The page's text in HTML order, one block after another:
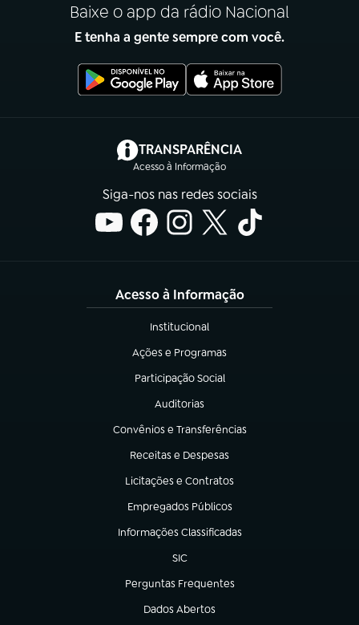
Baixe o app da rádio Nacional
E tenha a gente sempre com você.
TRANSPARÊNCIA
Acesso à Informação
(abre em nova aba)
Siga-nos nas redes sociais
Acesso à Informação
Institucional
(abre em nova aba)
Ações e Programas
(abre em nova aba)
Participação Social
(abre em nova aba)
Auditorias
(abre em nova aba)
Convênios e Transferências
(abre em nova aba)
Receitas e Despesas
(abre em nova aba)
Licitações e Contratos
(abre em nova aba)
Empregados Públicos
(abre em nova aba)
Informações Classificadas
(abre em nova aba)
SIC
(abre em nova aba)
Perguntas Frequentes
(abre em nova aba)
Dados Abertos
(abre em nova aba)